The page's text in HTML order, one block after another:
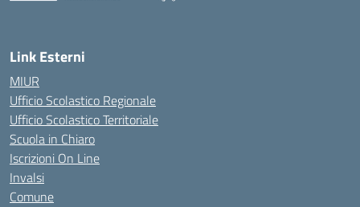
Link Esterni
MIUR
Ufficio Scolastico Regionale
Ufficio Scolastico Territoriale
Scuola in Chiaro
Iscrizioni On Line
Invalsi
Comune